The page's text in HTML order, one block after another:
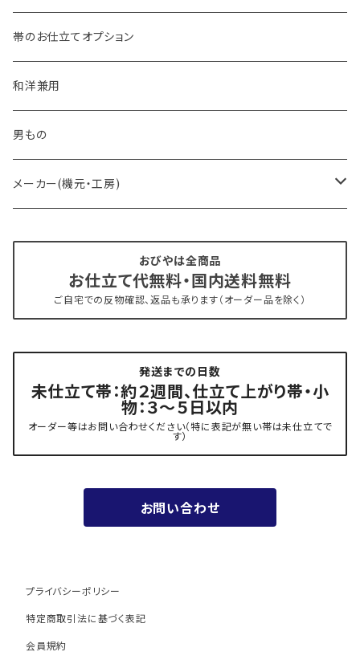
- 大人兵児帯
- おびやオリジナル・別注
- オーダー帯
- 京袋帯・開き仕立て
- 新古帯、中古・リサイクル帯 (メンテナンス済み)
夏用
- 振袖の帯・ママ振り・振袖用袋帯
帯のお仕立てオプション
和洋兼用
男もの
メーカー(機元・工房)
博多織 西村織物
『marumasa.fab』丸正織物
おびやは全商品
お仕立て代無料・国内送料無料
ご自宅での反物確認、返品も承ります（オーダー品を除く）
発送までの日数
未仕立て帯：約２週間、仕立て上がり帯・小
物：３～５日以内
オーダー等はお問い合わせください（特に表記が無い帯は未仕立てで
す）
お問い合わせ
プライバシーポリシー
特定商取引法に基づく表記
会員規約